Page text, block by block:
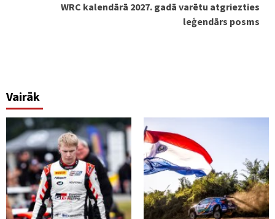
WRC kalendārā 2027. gadā varētu atgriezties
leģendārs posms
Vairāk